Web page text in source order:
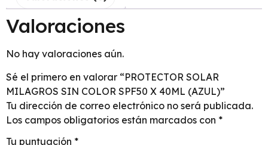
Valoraciones
No hay valoraciones aún.
Sé el primero en valorar “PROTECTOR SOLAR
MILAGROS SIN COLOR SPF50 X 40ML (AZUL)”
Tu dirección de correo electrónico no será publicada.
Los campos obligatorios están marcados con *
Tu puntuación *